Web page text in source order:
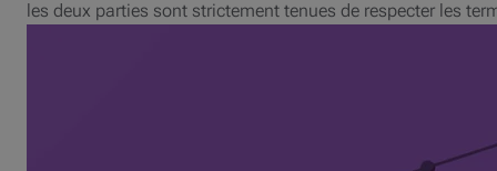
les deux parties sont strictement tenues de respecter les